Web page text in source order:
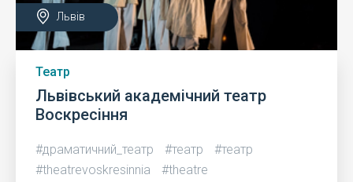
Львів
Театр
Львівський академічний театр
Воскресіння
#драматичний_театр #театр
#театр
#theatrevoskresinnia
#theatre